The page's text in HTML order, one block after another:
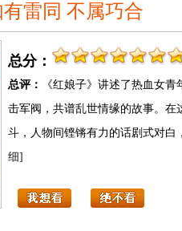
有雷同 不属巧合
总分：
总评：
《红娘子》讲述了热血女
击军阀，共谱乱世情缘的故事。
斗，人物间铿锵有力的话剧式对
细]